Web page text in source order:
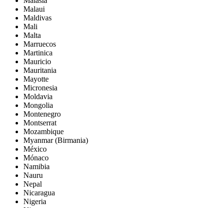
Malaui
Maldivas
Mali
Malta
Marruecos
Martinica
Mauricio
Mauritania
Mayotte
Micronesia
Moldavia
Mongolia
Montenegro
Montserrat
Mozambique
Myanmar (Birmania)
México
Mónaco
Namibia
Nauru
Nepal
Nicaragua
Nigeria